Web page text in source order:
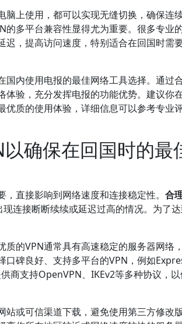
上使用，都可以实现无缝切换，确保连
多平台兼容性显得尤为重要。很多专业
，提高访问速度，特别适合在回国时需
内使用电报的最佳网络工具选择。通过
验，充分发挥电报的功能优势。建议你
质的使用体验，详细信息可以参考专业
确保在回国时的最
直接影响到网络速度和连接稳定性。 合
现连接断断续续或延迟过高的情况。为了
的VPN通常具有高速稳定的服务器网络
碑良好、支持多平台的VPN，例如
商支持OpenVPN、IKEv2等多种协议，
或可信渠道下载，避免使用第三方修改